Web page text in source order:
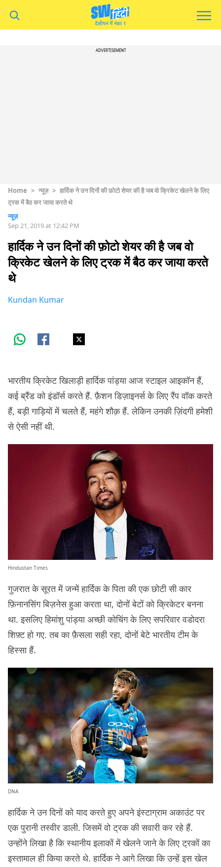
ADVERTISEMENT
Home > न्यूज़ > हार्दिक ने उन दिनों की फ़ोटो शेयर की है जब वो क्रिकेट खेलने के लिए
ट्रक में बैठ कर जाया करते थे
न्यूज़
Sep 21, 2019 at 12:42 PM
हार्दिक ने उन दिनों की फ़ोटो शेयर की है जब वो
क्रिकेट खेलने के लिए ट्रक में बैठ कर जाया करते
थे
Kundan Kumar
भारतीय क्रिकेट खिलाड़ी हार्दिक पांड्या आज स्टाइल आइकॉन हैं,
कई ब्रैंड को इंडॉर्स करते हैं. फ़ैशन डिज़ाइनर्स के लिए रैंप वॉक करते
हैं, बड़ी गाड़ियों में चलते हैं, महंगे शौक़ हैं. लेकिन उनकी ज़िंदगी हमेशी
से ऐसी नहीं थी.
Hindustan Times
गुजरात के सूरत में जन्में हार्दिक के पिता की एक छोटी सी कार
फ़िनानसिंग बिज़नेस हुआ करता था, दोनों बेटों को क्रिकेटर बनना
था. इसलिए हिमांशु पांड्या अच्छी कोचिंग के लिए सपरिवार वडोदरा
शिफ़्ट हो गए. तब का फ़ैसला सही रहा, दोनों बेटे भारतीय टीम के
हिस्सा हैं.
DNA
हार्दिक ने उन दिनों को याद करते हुए अपने इंस्टाग्राम अकाउंट पर
एक पुरानी तस्वीर डाली. जिसमें वो ट्रक की सवारी कर रहे हैं.
उन्होंने लिखा है कि स्थानीय इलाकों में खेलने जाने के लिए ट्रकों का
इस्तामाल ही किया करते थे. हार्दिक ने आगे लिखा कि उन्हें इस खेल